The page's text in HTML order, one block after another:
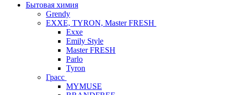
Бытовая химия
Grendy
EXXE, TYRON, Master FRESH
Exxe
Emily Style
Master FRESH
Parlo
Tyron
Грасс
MYMUSE